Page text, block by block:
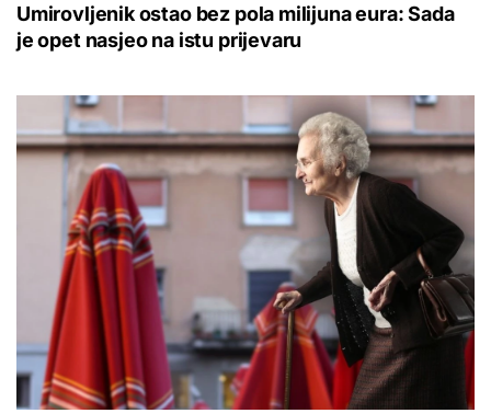
Umirovljenik ostao bez pola milijuna eura: Sada
je opet nasjeo na istu prijevaru